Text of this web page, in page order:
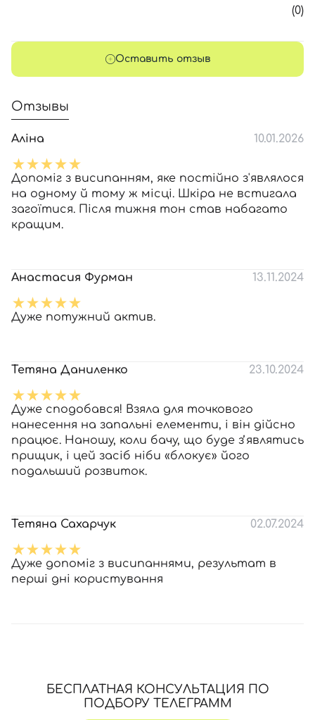
(0)
Оставить отзыв
Отзывы
Аліна 10.01.2026
Допоміг з висипанням, яке постійно з'являлося
на одному й тому ж місці. Шкіра не встигала
загоїтися. Після тижня тон став набагато
кращим.
Анастасия Фурман 13.11.2024
Дуже потужний актив.
Тетяна Даниленко 23.10.2024
Дуже сподобався! Взяла для точкового
нанесення на запальні елементи, і він дійсно
працює. Наношу, коли бачу, що буде зʼявлятись
прищик, і цей засіб ніби «блокує» його
подальший розвиток.
Тетяна Сахарчук 02.07.2024
Дуже допоміг з висипаннями, результат в
перші дні користування
БЕСПЛАТНАЯ КОНСУЛЬТАЦИЯ ПО
ПОДБОРУ ТЕЛЕГРАММ